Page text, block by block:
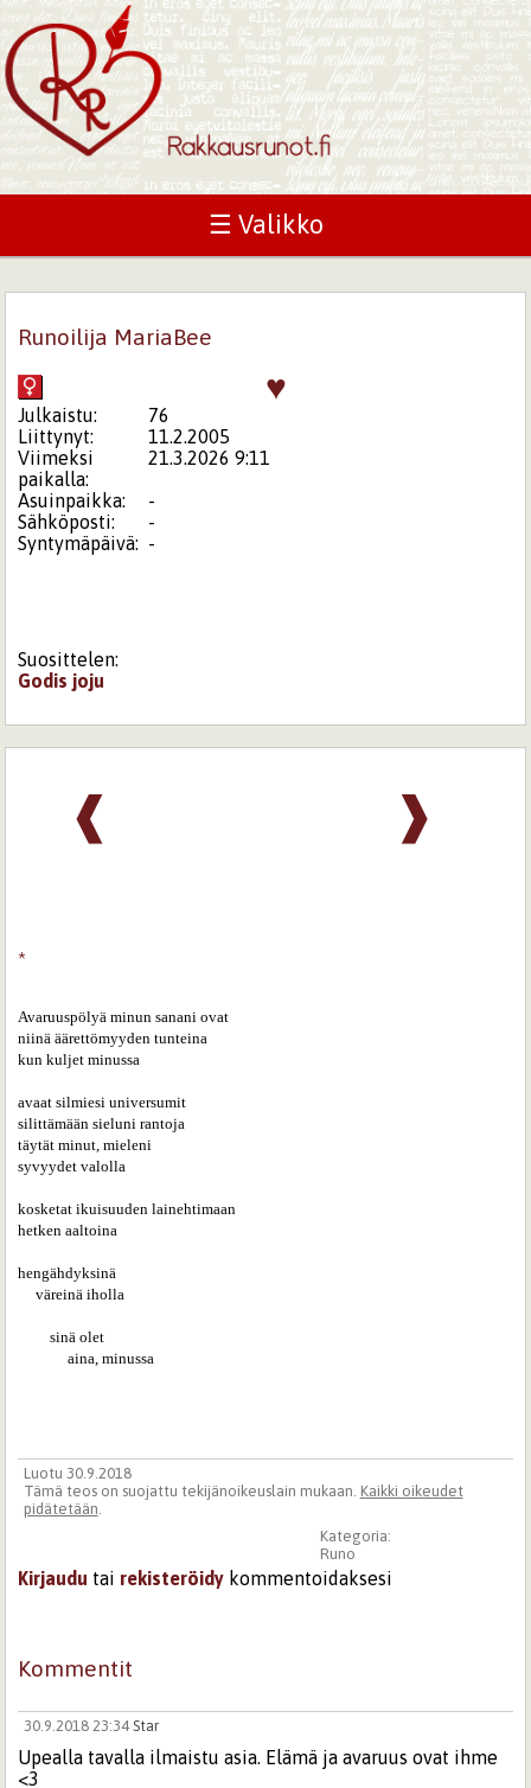
☰ Valikko
Runoilija MariaBee
♥
Julkaistu:
76
Liittynyt:
11.2.2005
Viimeksi
paikalla:
21.3.2026 9:11
Asuinpaikka:
-
Sähköposti:
-
Syntymäpäivä: -
Suosittelen:
Godis joju
❱
❰
*
Avaruuspölyä minun sanani ovat
niinä äärettömyyden tunteina
kun kuljet minussa
avaat silmiesi universumit
silittämään sieluni rantoja
täytät minut, mieleni
syvyydet valolla
kosketat ikuisuuden lainehtimaan
hetken aaltoina
hengähdyksinä
väreinä iholla
sinä olet
aina, minussa
Luotu 30.9.2018
Tämä teos on suojattu tekijänoikeuslain mukaan. Kaikki oikeudet
pidätetään
Kategoria:
Runo
Kirjaudu tai rekisteröidy kommentoidaksesi
Kommentit
30.9.2018 23:34 Star
Upealla tavalla ilmaistu asia. Elämä ja avaruus ovat ihme
<3